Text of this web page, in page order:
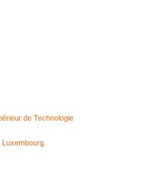
de Technologie
Luxembourg